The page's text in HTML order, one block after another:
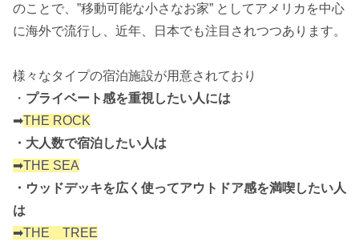
のことで、”移動可能な小さなお家” としてアメリカを中心
に海外で流行し、近年、日本でも注目されつつあります。
様々なタイプの宿泊施設が用意されており
・ プライベート感を重視したい人には
➡THE ROCK
・大人数で宿泊したい人は
➡THE SEA
・ウッドデッキを広く使ってアウトドア感を満喫したい人
は
➡THE TREE